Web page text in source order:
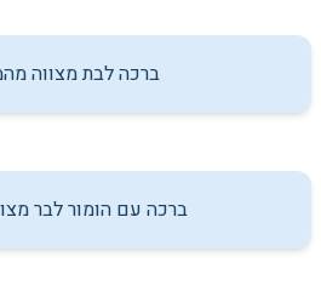
ברכה לבת מצווה
ברכה עם הומור לבר